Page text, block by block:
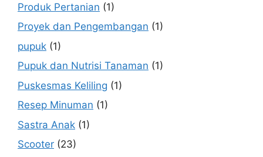
Produk Pertanian (1)
Proyek dan Pengembangan (1)
pupuk (1)
Pupuk dan Nutrisi Tanaman (1)
Puskesmas Keliling (1)
Resep Minuman (1)
Sastra Anak (1)
Scooter (23)